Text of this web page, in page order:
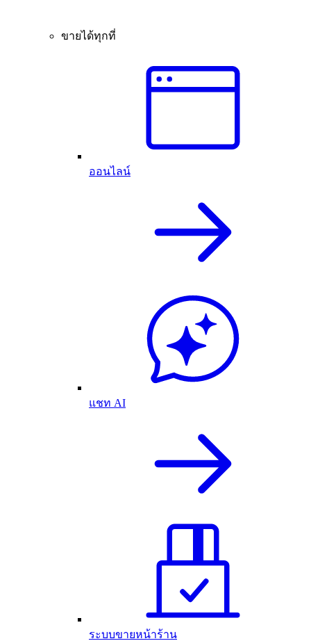
ขายได้ทุกที่
ออนไลน์
แชท AI
ระบบขายหน้าร้าน